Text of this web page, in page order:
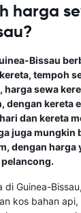
harga
Bissau
tempoh
harga sewa
dengan kereta
dan kereta
juga mungkin
dengan harga
Guinea-
kos bahan api,